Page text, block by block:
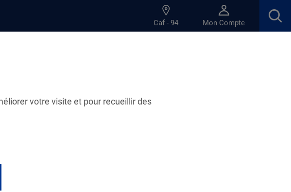
votre visite et pour recueillir des
Caf - 94 Mon Compte